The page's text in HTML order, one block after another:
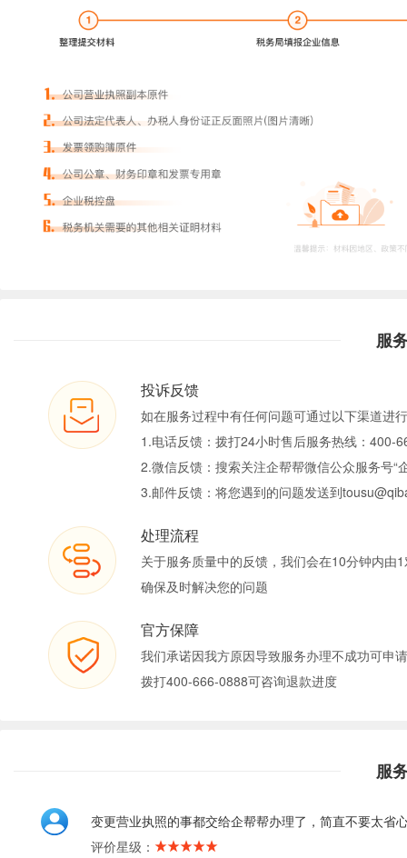
服
投诉反馈
如在服务过程中有任何问题可通过以下渠道进
1.电话反馈：拨打24小时售后服务热线：400-
2.微信反馈：搜索关注企帮帮微信公众服务号“
3.邮件反馈：将您遇到的问题发送到
处理流程
关于服务质量中的反馈，我们会在10分钟内由
确保及时解决您的问题
官方保障
我们承诺因我方原因导致服务办理不成功可申
拨打400-666-0888可咨询退款进度
服
变更营业执照的事都交给企帮帮办理了，简直不要太省
评价星级：